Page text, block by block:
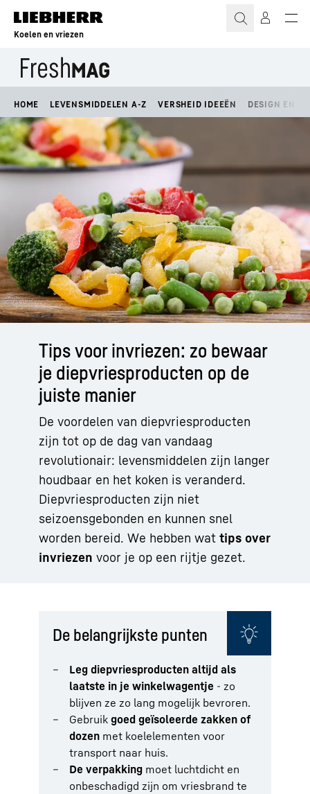
Koelen en vriezen
HOME LEVENSMIDDELEN A-Z VERSHEID IDEEËN DESIGN EN
Tips voor invriezen: zo bewaar
je diepvriesproducten op de
juiste manier
De voordelen van diepvriesproducten
zijn tot op de dag van vandaag
revolutionair: levensmiddelen zijn langer
houdbaar en het koken is veranderd.
Diepvriesproducten zijn niet
seizoensgebonden en kunnen snel
worden bereid. We hebben wat tips over
invriezen voor je op een rijtje gezet.
De belangrijkste punten
Leg diepvriesproducten altijd als
laatste in je winkelwagentje - zo
blijven ze zo lang mogelijk bevroren.
Gebruik goed geïsoleerde zakken of
dozen met koelelementen voor
transport naar huis.
De verpakking moet luchtdicht en
onbeschadigd zijn om vriesbrand te